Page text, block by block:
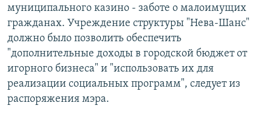
муниципального казино - заботе о малоимущих
гражданах. Учреждение структуры "Нева-Шанс"
должно было позволить обеспечить
"дополнительные доходы в городской бюджет от
игорного бизнеса" и "использовать их для
реализации социальных программ", следует из
распоряжения мэра.